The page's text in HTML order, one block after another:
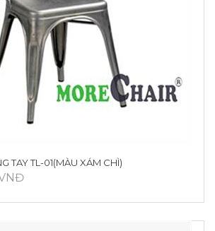
TAY TL-01(MÀU XÁM CHÌ)